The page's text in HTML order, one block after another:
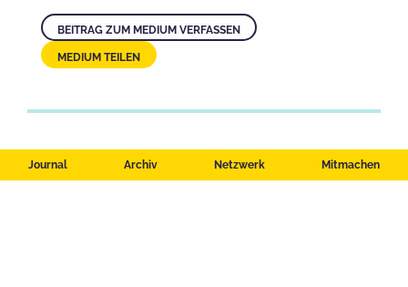
Journal Archiv Netzwerk Mitmachen
BEITRAG ZUM MEDIUM VERFASSEN
MEDIUM TEILEN